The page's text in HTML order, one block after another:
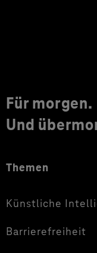
Für morgen.
Und
Themen
Künstliche
Barrierefreiheit